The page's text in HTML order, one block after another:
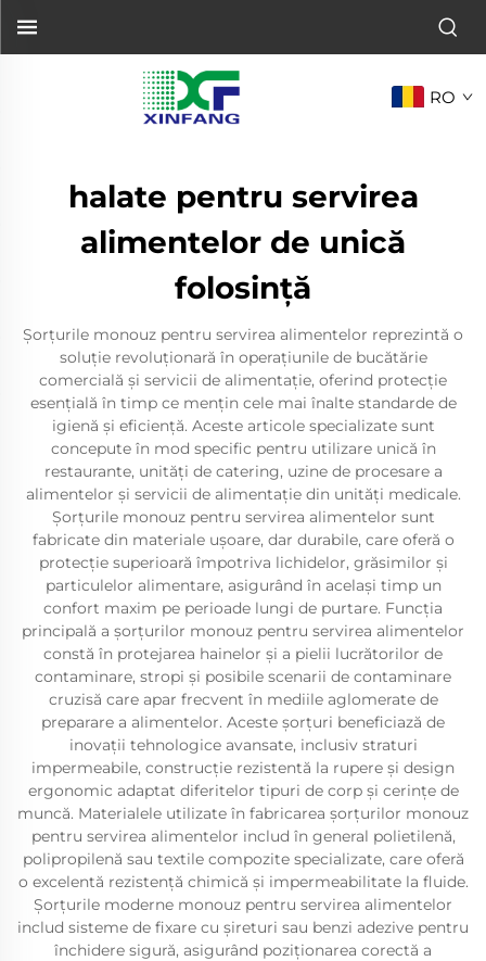
RO
halate pentru servirea
alimentelor de unică
folosință
Șorțurile monouz pentru servirea alimentelor reprezintă o
soluție revoluționară în operațiunile de bucătărie
comercială și servicii de alimentație, oferind protecție
esențială în timp ce mențin cele mai înalte standarde de
igienă și eficiență. Aceste articole specializate sunt
concepute în mod specific pentru utilizare unică în
restaurante, unități de catering, uzine de procesare a
alimentelor și servicii de alimentație din unități medicale.
Șorțurile monouz pentru servirea alimentelor sunt
fabricate din materiale ușoare, dar durabile, care oferă o
protecție superioară împotriva lichidelor, grăsimilor și
particulelor alimentare, asigurând în același timp un
confort maxim pe perioade lungi de purtare. Funcția
principală a șorțurilor monouz pentru servirea alimentelor
constă în protejarea hainelor și a pielii lucrătorilor de
contaminare, stropi și posibile scenarii de contaminare
cruzisă care apar frecvent în mediile aglomerate de
preparare a alimentelor. Aceste șorțuri beneficiază de
inovații tehnologice avansate, inclusiv straturi
impermeabile, construcție rezistentă la rupere și design
ergonomic adaptat diferitelor tipuri de corp și cerințe de
muncă. Materialele utilizate în fabricarea șorțurilor monouz
pentru servirea alimentelor includ în general polietilenă,
polipropilenă sau textile compozite specializate, care oferă
o excelentă rezistență chimică și impermeabilitate la fluide.
Șorțurile moderne monouz pentru servirea alimentelor
includ sisteme de fixare cu șireturi sau benzi adezive pentru
închidere sigură, asigurând poziționarea corectă a